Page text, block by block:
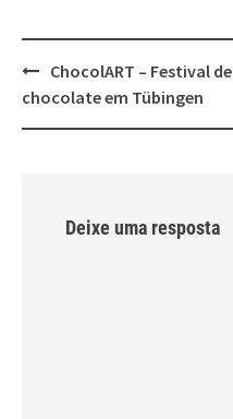
Post
navigation
ChocolART – Festival de
chocolate em Tübingen
Deixe uma resposta